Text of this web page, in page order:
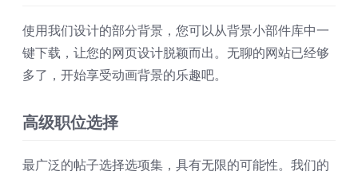
使用我们设计的部分背景，您可以从背景小部件库中一
键下载，让您的网页设计脱颖而出。无聊的网站已经够
多了，开始享受动画背景的乐趣吧。
高级职位选择
最广泛的帖子选择选项集，具有无限的可能性。我们的